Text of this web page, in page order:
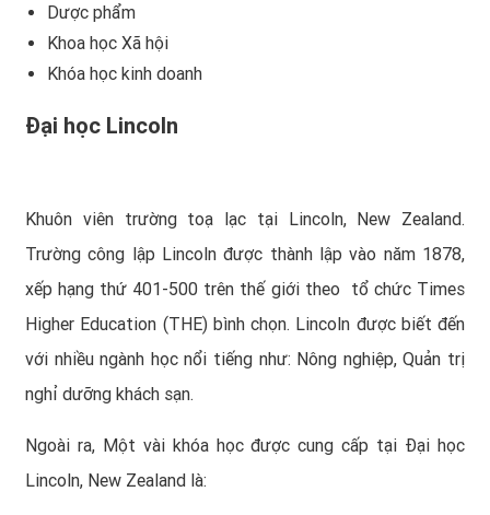
Dược phẩm
Khoa học Xã hội
Khóa học kinh doanh
Đại học Lincoln
Khuôn viên trường toạ lạc tại Lincoln, New Zealand.
Trường công lập Lincoln được thành lập vào năm 1878,
xếp hạng thứ 401-500 trên thế giới theo
tổ chức Times
Higher Education (THE) bình chọn. Lincoln được biết đến
với nhiều ngành học nổi tiếng như: Nông nghiệp, Quản trị
nghỉ dưỡng khách sạn.
Ngoài ra, Một vài khóa học được cung cấp tại Đại học
Lincoln, New Zealand là: